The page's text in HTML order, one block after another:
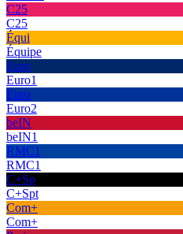
C25
C25
Équi
Équipe
Euro
Euro1
Euro
Euro2
beIN
beIN1
RMC1
RMC1
C+Sp
C+Spt
Com+
Com+